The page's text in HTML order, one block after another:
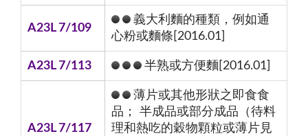
A23L 7/109
義大利麵的種類，例如通
心粉或麵條[2016.01]
A23L 7/113 半熟或方便麵[2016.01]
A23L 7/117
薄片或其他形狀之即食食
品； 半成品或部分成品（待料
理和熱吃的穀物顆粒或薄片見